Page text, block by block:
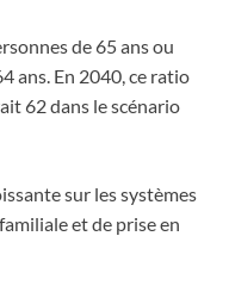
de 65 ans ou
ans. En 2040, ce ratio
62 dans le scénario
sur les systèmes
et de prise en